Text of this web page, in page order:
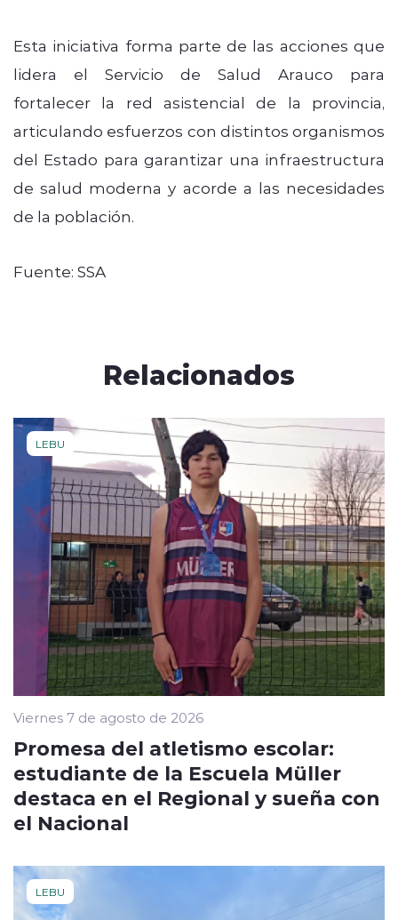
Esta iniciativa forma parte de las acciones que
lidera el Servicio de Salud Arauco para
fortalecer la red asistencial de la provincia,
articulando esfuerzos con distintos organismos
del Estado para garantizar una infraestructura
de salud moderna y acorde a las necesidades
de la población.
Fuente: SSA
Relacionados
LEBU
Viernes 7 de agosto de 2026
Promesa del atletismo escolar:
estudiante de la Escuela Müller
destaca en el Regional y sueña con
el Nacional
LEBU